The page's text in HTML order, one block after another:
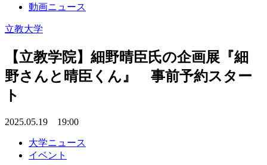
動画ニュース
立教大学
【立教学院】細野晴臣氏の企画展『細
野さんと晴臣くん』 事前予約スター
ト
2025.05.19 19:00
大学ニュース
イベント